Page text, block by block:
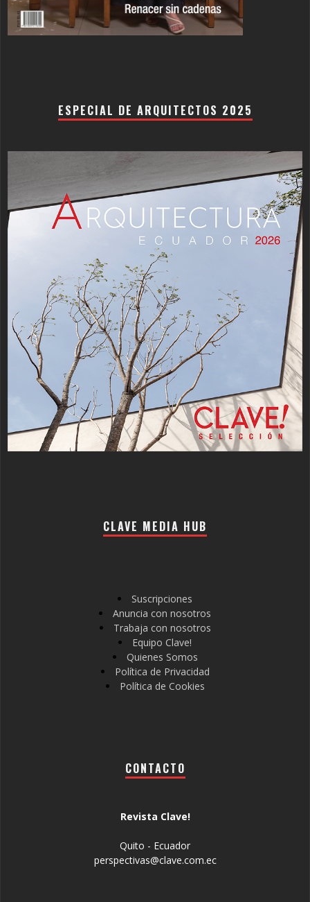
ESPECIAL DE ARQUITECTOS 2025
CLAVE MEDIA HUB
Suscripciones
Anuncia con nosotros
Trabaja con nosotros
Equipo Clave!
Quienes Somos
Política de Privacidad
Política de Cookies
CONTACTO
Revista Clave!
Quito - Ecuador
perspectivas@clave.com.ec